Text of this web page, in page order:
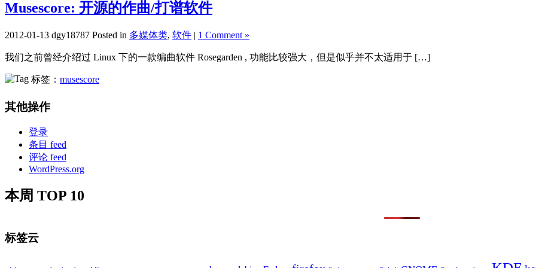
Musescore: 开源的作曲/打谱软件
2012-01-13 dgy18787 Posted in 多媒体类, 软件 | 1 Comment »
我们之前曾经介绍过 Linux 下的一款编曲软件 Rosegarden , 功能比较强大，但是似乎并不太适用于 […]
标签： musescore
其他操作
登录
条目 feed
评论 feed
WordPress.org
本周 TOP 10
标签云